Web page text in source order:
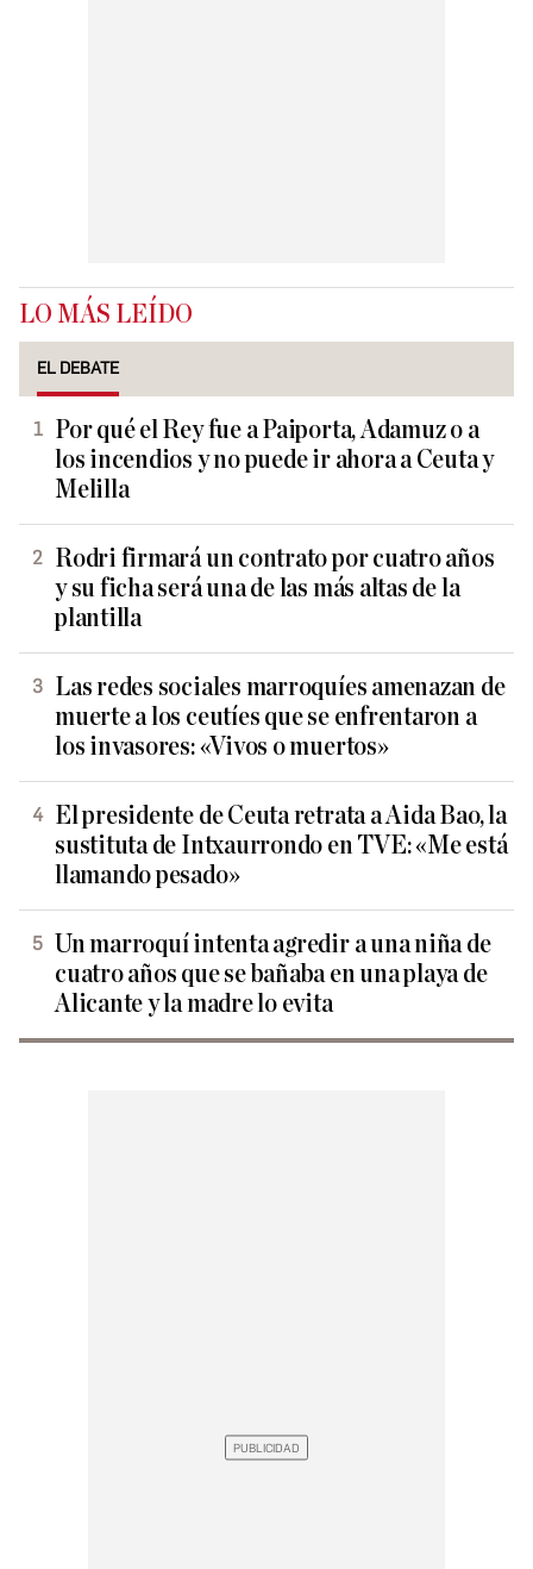
LO MÁS LEÍDO
EL DEBATE
Por qué el Rey fue a Paiporta, Adamuz o a
los incendios y no puede ir ahora a Ceuta y
Melilla
Rodri firmará un contrato por cuatro años
y su ficha será una de las más altas de la
plantilla
Las redes sociales marroquíes amenazan de
muerte a los ceutíes que se enfrentaron a
los invasores: «Vivos o muertos»
El presidente de Ceuta retrata a Aida Bao, la
sustituta de Intxaurrondo en TVE: «Me está
llamando pesado»
Un marroquí intenta agredir a una niña de
cuatro años que se bañaba en una playa de
Alicante y la madre lo evita